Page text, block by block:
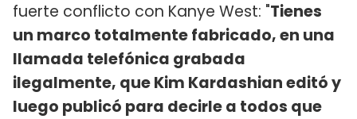
fuerte conflicto con Kanye West: "Tienes
un marco totalmente fabricado, en una
llamada telefónica grabada
ilegalmente, que Kim Kardashian editó y
luego publicó para decirle a todos que